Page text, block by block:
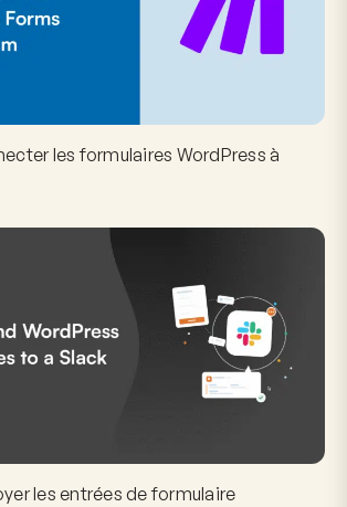
les formulaires WordPress à
les entrées de formulaire